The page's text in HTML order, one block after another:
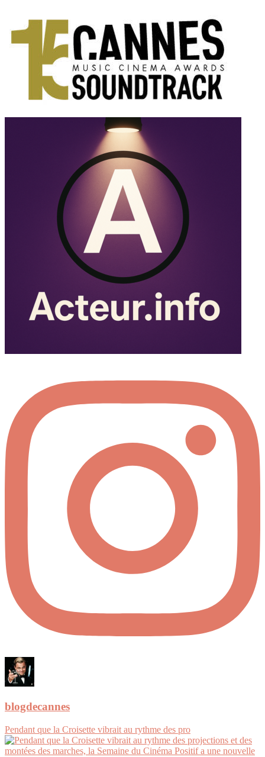
blogdecannes
Pendant que la Croisette vibrait au rythme des pro